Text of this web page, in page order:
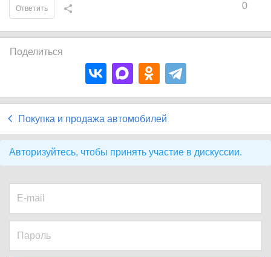
0
Ответить
Поделиться
Покупка и продажа автомобилей
Авторизуйтесь, чтобы принять участие в дискуссии.